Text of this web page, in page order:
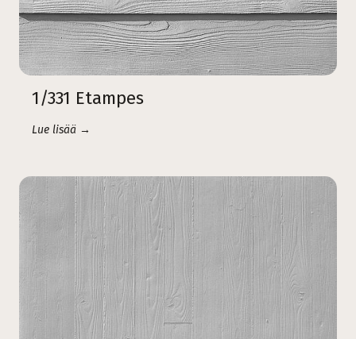
1/331 Etampes
Lue lisää →